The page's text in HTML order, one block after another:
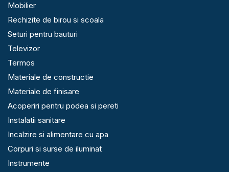
Mobilier
Rechizite de birou si scoala
Seturi pentru bauturi
Televizor
Termos
Materiale de constructie
Materiale de finisare
Acoperiri pentru podea si pereti
Instalatii sanitare
Incalzire si alimentare cu apa
Corpuri si surse de iluminat
Instrumente